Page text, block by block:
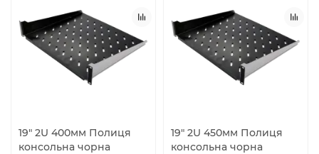
19" 2U 400мм Полиця
консольна чорна
19" 2U 450мм Полиця
консольна чорна